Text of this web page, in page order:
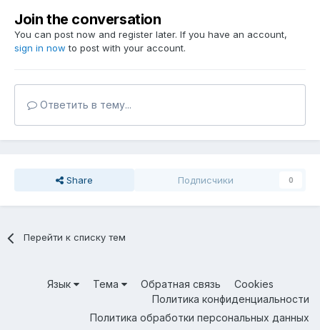
Join the conversation
You can post now and register later. If you have an account,
sign in now to post with your account.
Ответить в тему...
Share Подписчики 0
Перейти к списку тем
Язык Тема Обратная связь
Cookies
Политика конфиденциальности
Политика обработки персональных данных